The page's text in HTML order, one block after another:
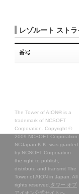
レゾルート スト
The Tower of AION® is a
trademark of NCSOFT
Corporation. Copyright ©
2009 NCSOFT Corporation.
NCJapan K.K. was granted
by NCSOFT Corporation
the right to publish,
distribute and transmit The
Tower of AION in Japan. All
rights reserved. タワー オブ
アイオン公式サイトへ